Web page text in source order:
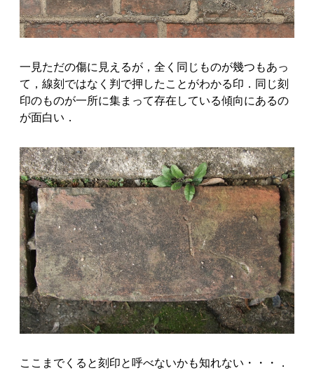
一見ただの傷に見えるが，全く同じものが幾つもあっ
て，線刻ではなく判で押したことがわかる印．同じ刻
印のものが一所に集まって存在している傾向にあるの
が面白い．
ここまでくると刻印と呼べないかも知れない・・・．